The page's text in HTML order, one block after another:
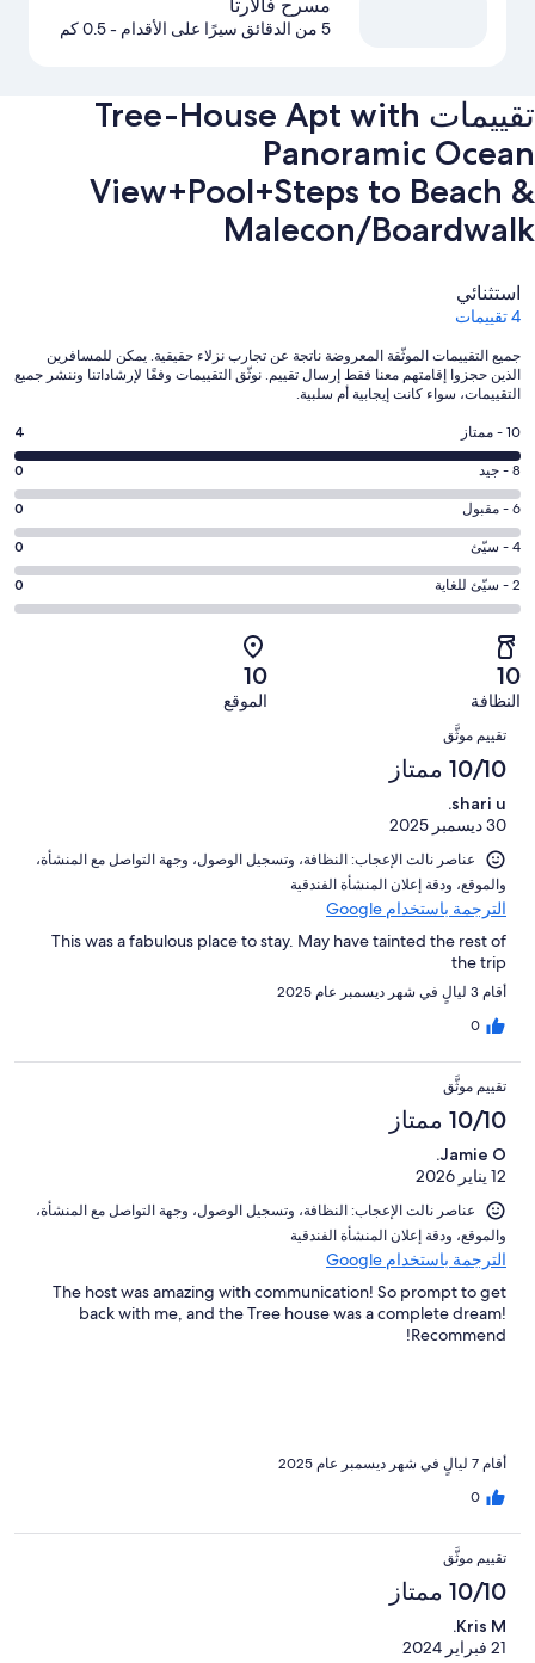
مسرح فالارتا
5 من الدقائق سيرًا على الأقدام - 0.5 كم
تقييمات ⁦Tree-House Apt with
Panoramic Ocean
View+Pool+Steps to Beach &
Malecon/Boardwalk⁩
التقييمات
استثنائي
4 تقييمات
جميع التقييمات الموثّقة المعروضة ناتجة عن تجارب نزلاء حقيقية. يمكن للمسافرين
الذين حجزوا إقامتهم معنا فقط إرسال تقييم. نوثّق التقييمات وفقًا لإرشاداتنا وننشر جميع
التقييمات، سواء كانت إيجابية أم سلبية.
درجة
التصنيف
10
-
ممتاز.
4
من
أصل
4
من
تقييمات
النزلاء
10 - ممتاز 4
درجة
التصنيف
8
-
جيد.
0
أصل
4
من
النزلاء
8 - جيد 0
درجة
التصنيف
6
-
مقبول.
0
من
أصل
4
من
تقييمات
النزلاء
6 - مقبول 0
درجة
التصنيف
4
سيّئ.
0
من
من
تقييمات
النزلاء
4 - سيّئ 0
درجة
التصنيف
2
-
سيّئ
للغاية.
من
من
تقييمات
النزلاء
2 - سيّئ للغاية 0
10
النظافة
10
الموقع
التقييمات
تقييم موثَّق
10/10 ممتاز
shari u.
30 ديسمبر 2025
عناصر نالت الإعجاب: ⁦النظافة⁩، و⁦تسجيل الوصول⁩، و⁦جهة التواصل مع المنشأة⁩،
و⁦الموقع⁩، و⁦دقة إعلان المنشأة الفندقية⁩
الترجمة باستخدام Google
This was a fabulous place to stay. May have tainted the rest of
the trip
أقام 3 ليالٍ في شهر ديسمبر عام 2025
0
تقييم موثَّق
10/10 ممتاز
Jamie O.
12 يناير 2026
عناصر نالت الإعجاب: ⁦النظافة⁩، و⁦تسجيل الوصول⁩، و⁦جهة التواصل مع المنشأة⁩،
و⁦الموقع⁩، و⁦دقة إعلان المنشأة الفندقية⁩
الترجمة باستخدام Google
The host was amazing with communication! So prompt to get
back with me, and the Tree house was a complete dream!
Recommend!
أقام 7 ليالٍ في شهر ديسمبر عام 2025
0
تقييم موثَّق
10/10 ممتاز
Kris M.
21 فبراير 2024